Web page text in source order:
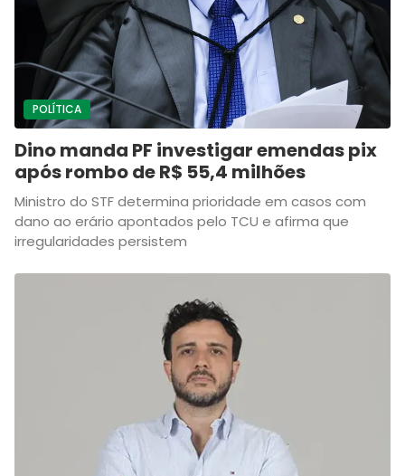
POLÍTICA
Dino manda PF investigar emendas pix
após rombo de R$ 55,4 milhões
Ministro do STF determina prioridade em casos com
dano ao erário apontados pelo TCU e afirma que
irregularidades persistem